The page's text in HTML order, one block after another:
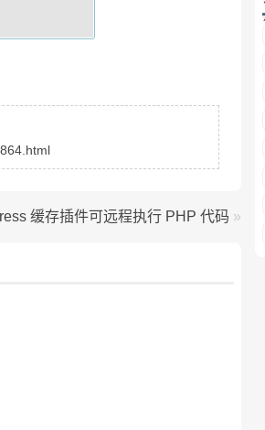
缓存插件可远程执行 PHP 代码 »